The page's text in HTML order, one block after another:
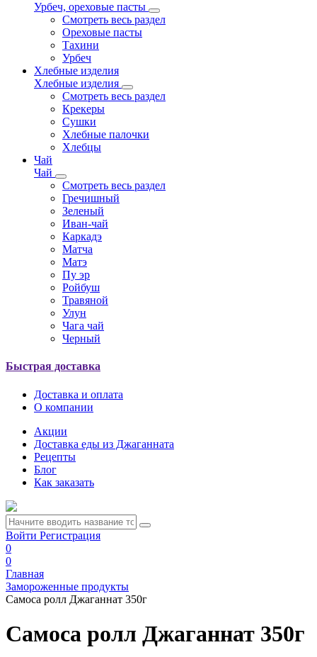
Урбеч, ореховые пасты
Смотреть весь раздел
Ореховые пасты
Тахини
Урбеч
Хлебные изделия
Хлебные изделия
Смотреть весь раздел
Крекеры
Сушки
Хлебные палочки
Хлебцы
Чай
Чай
Смотреть весь раздел
Гречишный
Зеленый
Иван-чай
Каркадэ
Матча
Матэ
Пу эр
Ройбуш
Травяной
Улун
Чага чай
Черный
Быстрая доставка
Доставка и оплата
О компании
Акции
Доставка еды из Джаганната
Рецепты
Блог
Как заказать
Войти Регистрация
0
0
Главная
Замороженные продукты
Самоса ролл Джаганнат 350г
Самоса ролл Джаганнат 350г